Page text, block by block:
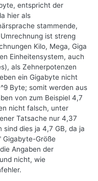
entspricht der
hier als
stammende,
ist streng
Kilo, Mega, Giga
Einheitensystem, auch
als Zehnerpotenzen
ein Gigabyte nicht
Byte; somit werden aus
von zum Beispiel 4,7
nicht falsch, unter
Tatsache nur 4,37
sind dies ja 4,7 GB, da ja
Gigabyte-Größe
Angaben der
nicht, wie